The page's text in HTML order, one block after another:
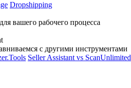
Dropshipping
вашего рабочего процесса
с другими инструментами
Seller Assistant vs ScanUnlimited